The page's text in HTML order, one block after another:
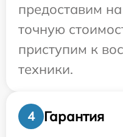
предоставим
точную
приступим к
техники.
4
Гарантия